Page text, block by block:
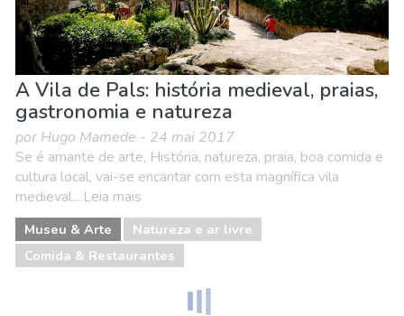
A Vila de Pals: história medieval, praias,
gastronomia e natureza
por Hugo Mamede - 24 mai 2017
Se é amante de arte, História, natureza, praia, boa comida e
cultura local, vai-se encantar com esta magnífica vila
medieval....Leia mais
Museu & Arte
Natureza e ar livre
Comida & Restaurantes